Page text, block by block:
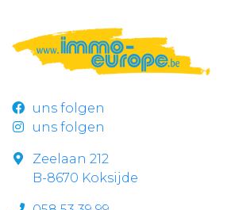
uns folgen
uns folgen
Zeelaan 212
B-8670 Koksijde